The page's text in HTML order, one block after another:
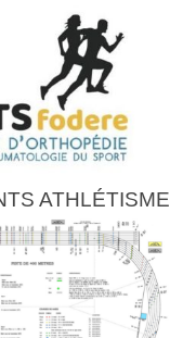
ATHLÉTISME